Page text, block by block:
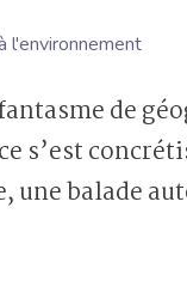
l'environnement
de
s’est
une balade